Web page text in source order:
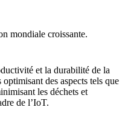
mondiale croissante.
et la durabilité de la
des aspects tels que
les déchets et
de l’IoT.